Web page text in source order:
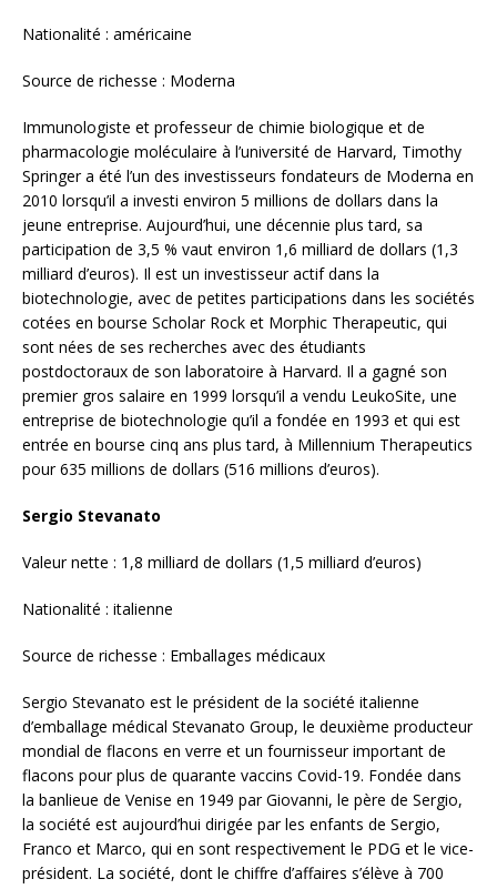
Nationalité : américaine
Source de richesse : Moderna
Immunologiste et professeur de chimie biologique et de
pharmacologie moléculaire à l’université de Harvard, Timothy
Springer a été l’un des investisseurs fondateurs de Moderna en
2010 lorsqu’il a investi environ 5 millions de dollars dans la
jeune entreprise. Aujourd’hui, une décennie plus tard, sa
participation de 3,5 % vaut environ 1,6 milliard de dollars (1,3
milliard d’euros). Il est un investisseur actif dans la
biotechnologie, avec de petites participations dans les sociétés
cotées en bourse Scholar Rock et Morphic Therapeutic, qui
sont nées de ses recherches avec des étudiants
postdoctoraux de son laboratoire à Harvard. Il a gagné son
premier gros salaire en 1999 lorsqu’il a vendu LeukoSite, une
entreprise de biotechnologie qu’il a fondée en 1993 et qui est
entrée en bourse cinq ans plus tard, à Millennium Therapeutics
pour 635 millions de dollars (516 millions d’euros).
Sergio Stevanato
Valeur nette : 1,8 milliard de dollars (1,5 milliard d’euros)
Nationalité : italienne
Source de richesse : Emballages médicaux
Sergio Stevanato est le président de la société italienne
d’emballage médical Stevanato Group, le deuxième producteur
mondial de flacons en verre et un fournisseur important de
flacons pour plus de quarante vaccins Covid-19. Fondée dans
la banlieue de Venise en 1949 par Giovanni, le père de Sergio,
la société est aujourd’hui dirigée par les enfants de Sergio,
Franco et Marco, qui en sont respectivement le PDG et le vice-
président. La société, dont le chiffre d’affaires s’élève à 700